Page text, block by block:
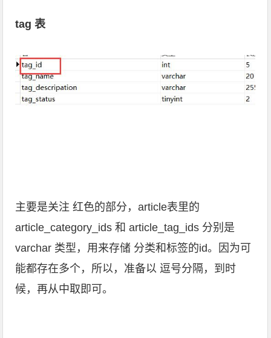
tag 表
主要是关注 红色的部分，article表里的
article_category_ids 和 article_tag_ids 分别是
varchar 类型，用来存储 分类和标签的id。因为可
能都存在多个，所以，准备以 逗号分隔，到时
候，再从中取即可。